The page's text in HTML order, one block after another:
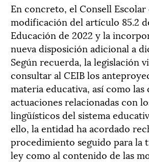
En concreto, el Consell Escolar
modificación del artículo 85.2
Educación de 2022 y la
nueva disposición adicional a
Según recuerda, la legislación
consultar al CEIB los
materia educativa, así como
actuaciones relacionadas con
lingüísticos del sistema
ello, la entidad ha acordado
procedimiento seguido para la
ley como al contenido de las